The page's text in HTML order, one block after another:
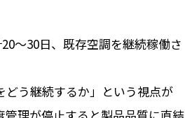
〜30日、既存空調を継続稼働さ
う継続するか」という視点が